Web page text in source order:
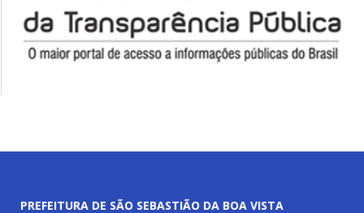
PREFEITURA DE SÃO SEBASTIÃO DA BOA VISTA